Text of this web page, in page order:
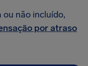
não incluído,
por atraso